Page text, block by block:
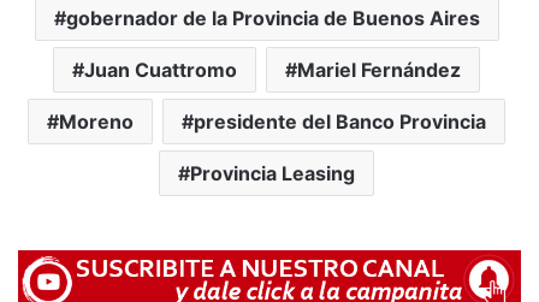
gobernador de la Provincia de Buenos Aires
Juan Cuattromo Mariel Fernández
Moreno presidente del Banco Provincia
Provincia Leasing